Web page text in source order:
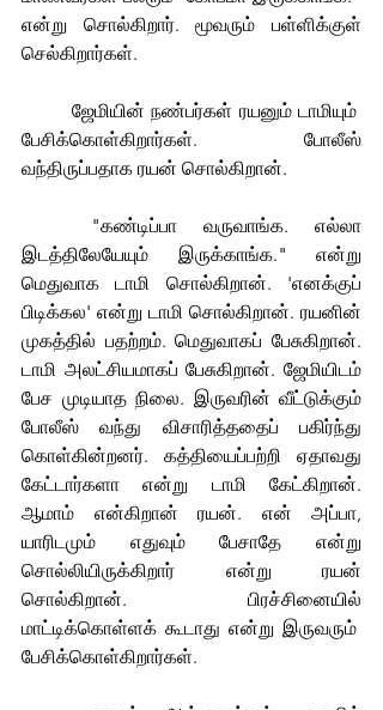
என்று சொல்கிறார். மூவரும் பள்ளிக்குள்
செல்கிறார்கள்.
பேசிக்கொள்கிறார்கள். போலீஸ்
வந்திருப்பதாக ரயன் சொல்கிறான்.
இடத்திலேயேயும் இருக்காங்க." என்று
மெதுவாக டாமி சொல்கிறான். 'எனக்குப்
பிடிக்கல' என்று டாமி சொல்கிறான். ரயனின்
முகத்தில் பதற்றம். மெதுவாகப் பேசுகிறான்.
டாமி அலட்சியமாகப் பேசுகிறான். ஜேமியிடம்
பேச முடியாத நிலை. இருவரின் வீட்டுக்கும்
போலீஸ் வந்து விசாரித்ததைப் பகிர்ந்து
கொள்கின்றனர். கத்தியைப்பற்றி ஏதாவது
கேட்டார்களா என்று டாமி கேட்கிறான்.
ஆமாம் என்கிறான் ரயன். என் அப்பா,
யாரிடமும் எதுவும் பேசாதே என்று
சொல்லியிருக்கிறார் என்று ரயன்
சொல்கிறான். பிரச்சினையில்
மாட்டிக்கொள்ளக் கூடாது என்று இருவரும்
பேசிக்கொள்கிறார்கள்.